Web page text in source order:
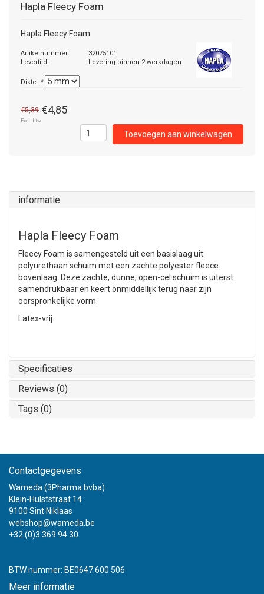
Hapla Fleecy Foam
Hapla Fleecy Foam
Artikelnummer:
32075101
Levertijd:
Levering binnen 2 werkdagen
Dikte: *
€5,39 €4,85
Excl. btw
Toevoegen aan winkelwagen
informatie
Hapla Fleecy Foam
Fleecy Foam is samengesteld uit een basislaag uit
polyurethaan schuim met een zachte polyester fleece
bovenlaag. Deze zachte, dunne, open-cel schuim is uiterst
samendrukbaar en keert onmiddellijk terug naar zijn
oorspronkelijke vorm.
Latex-vrij.
Specificaties
Reviews (0)
Tags (0)
Contactgegevens
Wameda (3Pharma bvba)
Klein-Hulststraat 14
9100 Sint Niklaas
webshop@wameda.be
+32 (0)3 369 94 30
BTW nummer: BE0647.600.506
Meer informatie